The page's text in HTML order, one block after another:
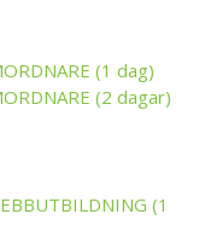
(1 dag)
(2 dagar)
(1